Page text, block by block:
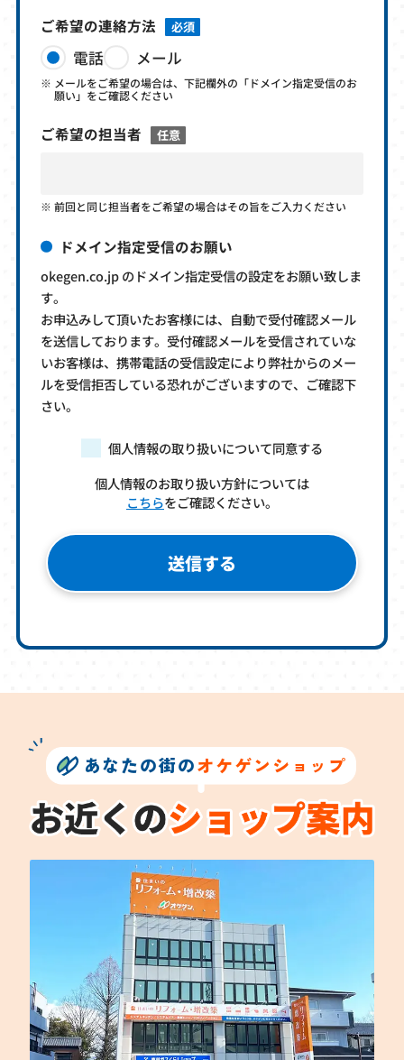
ご希望の連絡方法 必須
電話 メール
メールをご希望の場合は、下記欄外の「ドメイン指定受信のお
願い」をご確認ください
ご希望の担当者 任意
前回と同じ担当者をご希望の場合はその旨をご入力ください
ドメイン指定受信のお願い
okegen.co.jp のドメイン指定受信の設定をお願い致しま
す。
お申込みして頂いたお客様には、自動で受付確認メール
を送信しております。受付確認メールを受信されていな
いお客様は、携帯電話の受信設定により弊社からのメー
ルを受信拒否している恐れがございますので、ご確認下
さい。
個人情報の取り扱いについて同意する
個人情報のお取り扱い方針については
こちらをご確認ください。
あなたの街のオケゲンショップ